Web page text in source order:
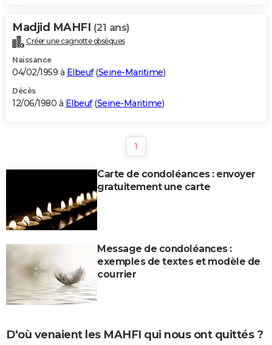
Madjid MAHFI (21 ans)
Créer une cagnotte obsèques
Naissance
04/02/1959 à Elbeuf(Seine-Maritime)
Décès
12/06/1980 à Elbeuf(Seine-Maritime)
1
Carte de condoléances : envoyer
gratuitement une carte
Message de condoléances :
exemples de textes et modèle de
courrier
D'où venaient les MAHFI qui nous ont quittés ?